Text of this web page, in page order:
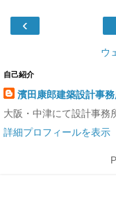
‹
ウ
自己紹介
濱田康郎建築設計事
大阪・中津にて設計事務
詳細プロフィールを表示